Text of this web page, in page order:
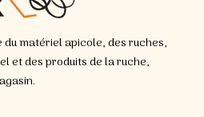
du matériel apicole, des ruches,
et des produits de la ruche,